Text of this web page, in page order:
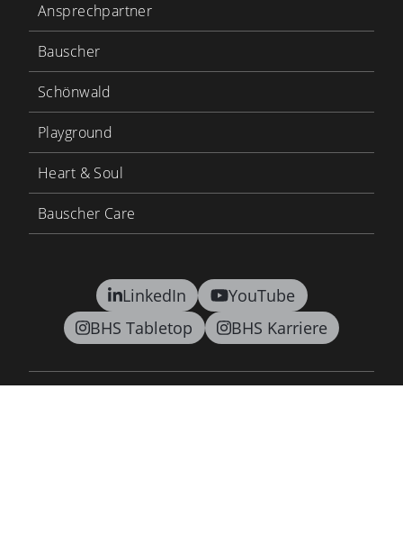
LinkedIn
YouTube
BHS Tabletop
BHS Karriere
Ansprechpartner
Bauscher
Schönwald
Playground
Heart & Soul
Bauscher Care